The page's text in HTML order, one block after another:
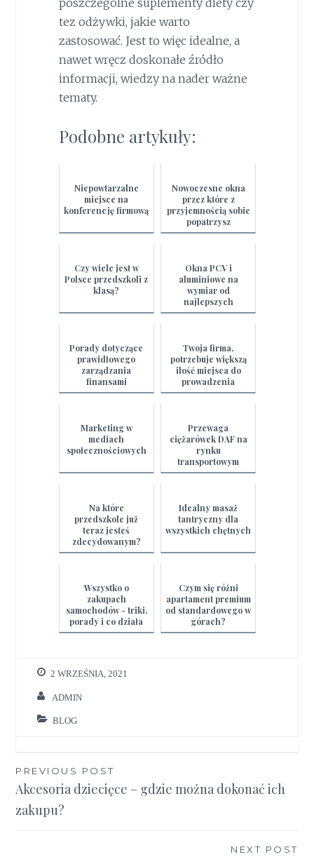
poszczególne suplementy diety czy
tez odżywki, jakie warto
zastosować. Jest to więc idealne, a
nawet wręcz doskonałe źródło
informacji, wiedzy na nader ważne
tematy.
Podobne artykuły:
Niepowtarzalne
miejsce na
konferencję firmową
Nowoczesne okna
przez które z
przyjemnością sobie
popatrzysz
Czy wiele jest w
Polsce przedszkoli z
klasą?
Okna PCV i
aluminiowe na
wymiar od
najlepszych
producentów
Porady dotyczące
prawidłowego
zarządzania
finansami
osobistymi
Twoja firma,
potrzebuje większą
ilość miejsca do
prowadzenia
działalności
Marketing w
mediach
społecznościowych
Przewaga
ciężarówek DAF na
rynku
transportowym
Na które
przedszkole już
teraz jesteś
zdecydowanym?
Idealny masaż
tantryczny dla
wszystkich chętnych
Wszystko o
zakupach
samochodów - triki,
porady i co działa
Czym się różni
apartament premium
od standardowego w
górach?
2 WRZEŚNIA, 2021
ADMIN
BLOG
Nawigacja
wpisu
PREVIOUS POST
Akcesoria dziecięce – gdzie można dokonać ich
zakupu?
NEXT POST